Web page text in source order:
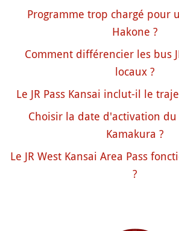
Programme trop chargé pour
Hakone ?
Comment différencier les bus
locaux ?
Le JR Pass Kansai inclut-il le
Choisir la date d'activation du
Kamakura ?
Le JR West Kansai Area Pass
?